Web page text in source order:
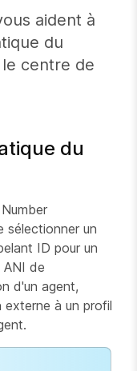
aident à
du
centre de
du
sélectionner un
ID pour un
ANI de
d'un agent,
à un profil